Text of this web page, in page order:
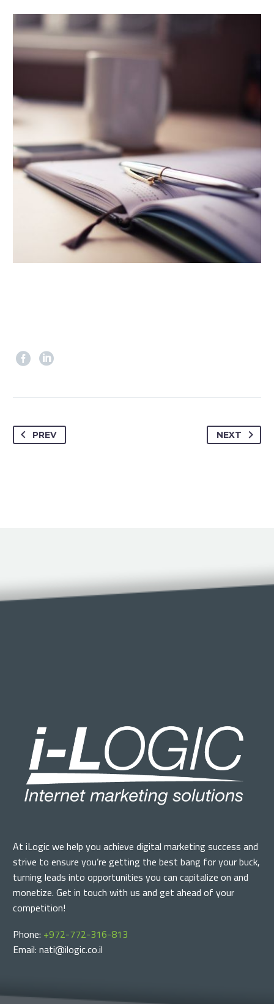
PREV NEXT
At iLogic we help you achieve digital marketing success and
strive to ensure you’re getting the best bang for your buck,
turning leads into opportunities you can capitalize on and
monetize. Get in touch with us and get ahead of your
competition!
Phone: +972-772-316-813
Email: nati@ilogic.co.il